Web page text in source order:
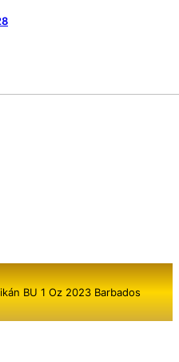
BU 1 Oz 2023 Barbados